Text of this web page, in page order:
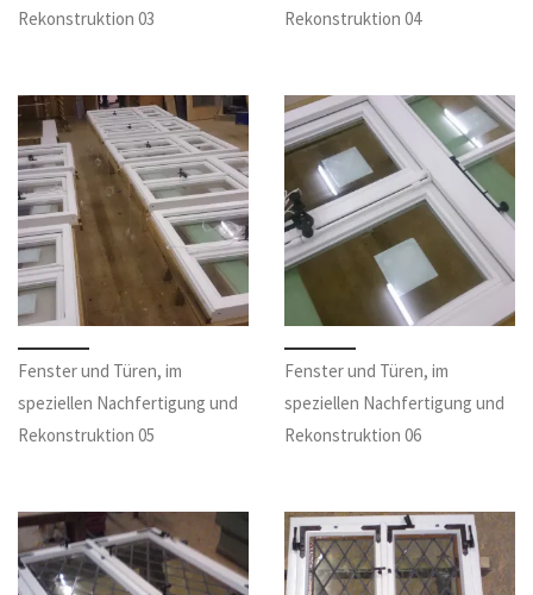
Rekonstruktion 03
Rekonstruktion 04
Fenster und Türen, im
speziellen Nachfertigung und
Rekonstruktion 05
Fenster und Türen, im
speziellen Nachfertigung und
Rekonstruktion 06